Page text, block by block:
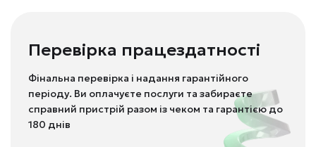
Перевірка працездатності
Фінальна перевірка і надання гарантійного
періоду. Ви оплачуєте послуги та забираєте
справний пристрій разом із чеком та гарантією до
180 днів